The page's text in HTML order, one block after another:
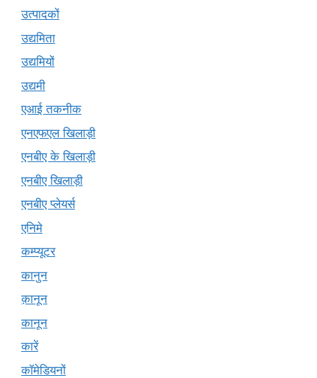
उत्पादकों
उद्यमिता
उद्यमियों
उद्यमी
एआई तकनीक
एनएफएल खिलाड़ी
एनबीए के खिलाड़ी
एनबीए खिलाड़ी
एनबीए प्लेयर्स
एनिमे
कम्प्यूटर
कानुन
क़ानून
कानून
कारें
कॉमेडियनों